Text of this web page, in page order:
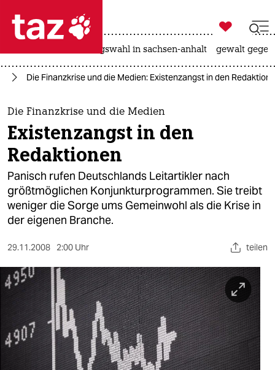
 taz zahl ich
taz zahl ich
themen
politik
öko
gesellschaft
kultur
sport
berlin
nord
wahrheit
verlag

taz zahl ich
landtagswahl in sachsen-anhalt gewalt
Die Finanzkrise und die Medien: Existenzangst in den
Die Finanzkrise und die Medien
Existenzangst in den
Redaktionen
Panisch rufen Deutschlands Leitartikler nach
größtmöglichen Konjunkturprogrammen. Sie treibt
weniger die Sorge ums Gemeinwohl als die Krise in
der eigenen Branche.
29.11.2008 2:00 Uhr teilen